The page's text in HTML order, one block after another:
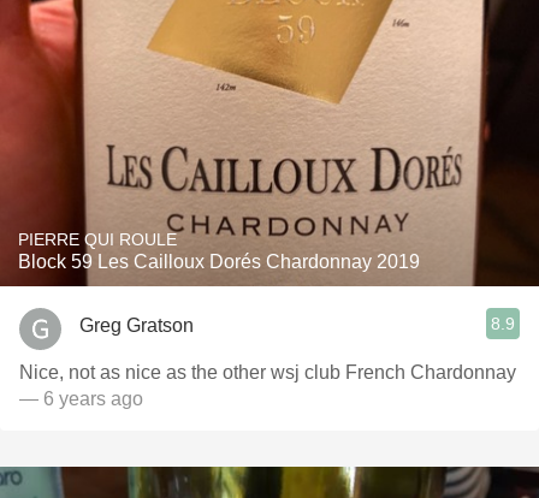
PIERRE QUI ROULE
Block 59 Les Cailloux Dorés Chardonnay 2019
Greg Gratson 8.9
Nice, not as nice as the other wsj club French Chardonnay
— 6 years ago